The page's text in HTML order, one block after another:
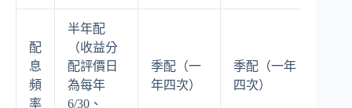
配
息
頻
率
半年配
（收益分
配評價日
為每年
6/30、
季配（一
年四次）
季配（一年
四次）